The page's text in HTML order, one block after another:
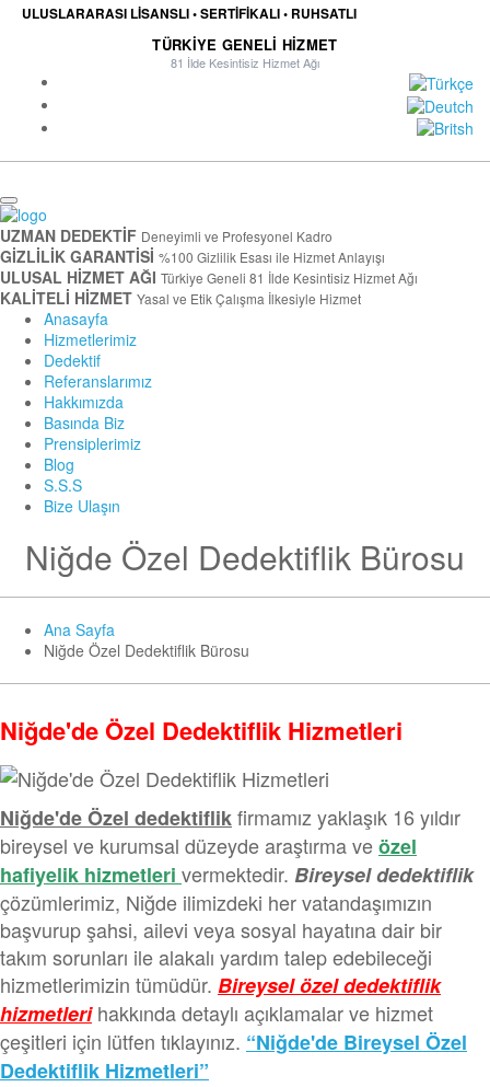
ULUSLARARASI LİSANSLI • SERTİFİKALI • RUHSATLI
TÜRKİYE GENELİ HİZMET
81 İlde Kesintisiz Hizmet Ağı
UZMAN DEDEKTİF Deneyimli ve Profesyonel Kadro
GİZLİLİK GARANTİSİ %100 Gizlilik Esası ile Hizmet Anlayışı
ULUSAL HİZMET AĞI Türkiye Geneli 81 İlde Kesintisiz Hizmet Ağı
KALİTELİ HİZMET Yasal ve Etik Çalışma İlkesiyle Hizmet
Anasayfa
Hizmetlerimiz
Dedektif
Referanslarımız
Hakkımızda
Basında Biz
Prensiplerimiz
Blog
S.S.S
Bize Ulaşın
Niğde Özel Dedektiflik Bürosu
Ana Sayfa
Niğde Özel Dedektiflik Bürosu
Niğde'de Özel Dedektiflik Hizmetleri
Niğde'de Özel dedektiflikfirmamız yaklaşık 16 yıldır
bireysel ve kurumsal düzeyde araştırma veözel
hafiyelik hizmetleri vermektedir. Bireysel dedektiflik
çözümlerimiz, Niğde ilimizdeki her vatandaşımızın
başvurup şahsi, ailevi veya sosyal hayatına dair bir
takım sorunları ile alakalı yardım talep edebileceği
hizmetlerimizin tümüdür. Bireysel özel dedektiflik
hizmetlerihakkında detaylı açıklamalar ve hizmet
çeşitleri için lütfen tıklayınız. “Niğde'de Bireysel Özel
Dedektiflik Hizmetleri”